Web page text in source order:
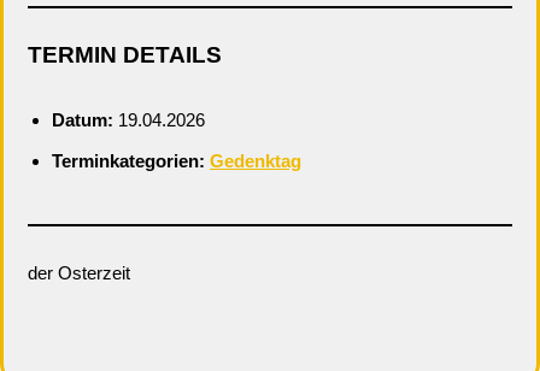
TERMIN DETAILS
Datum: 19.04.2026
Terminkategorien: Gedenktag
der Osterzeit